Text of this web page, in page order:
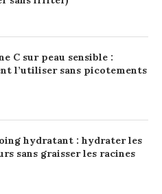
C sur peau sensible :
l’utiliser sans picotements
hydratant : hydrater les
sans graisser les racines